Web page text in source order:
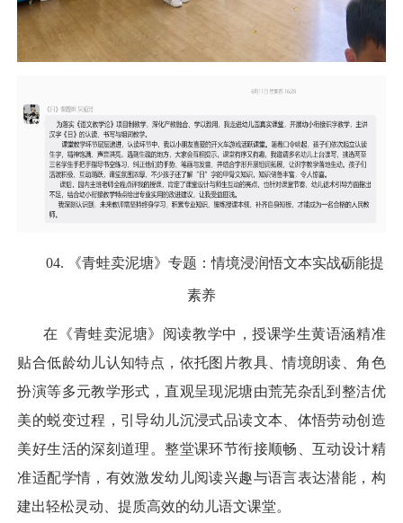
04. 《青蛙卖泥塘》专题：情境浸润悟文本实战砺能提
素养
在《青蛙卖泥塘》阅读教学中，授课学生黄语涵精准
贴合低龄幼儿认知特点，依托图片教具、情境朗读、角色
扮演等多元教学形式，直观呈现泥塘由荒芜杂乱到整洁优
美的蜕变过程，引导幼儿沉浸式品读文本、体悟劳动创造
美好生活的深刻道理。整堂课环节衔接顺畅、互动设计精
准适配学情，有效激发幼儿阅读兴趣与语言表达潜能，构
建出轻松灵动、提质高效的幼儿语文课堂。